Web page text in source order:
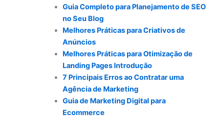
Guia Completo para Planejamento de SEO
no Seu Blog
Melhores Práticas para Criativos de
Anúncios
Melhores Práticas para Otimização de
Landing Pages Introdução
7 Principais Erros ao Contratar uma
Agência de Marketing
Guia de Marketing Digital para
Ecommerce